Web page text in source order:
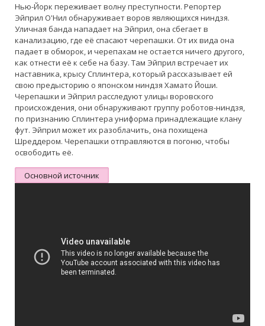
Нью-Йорк переживает волну преступности. Репортер
Эйприл О'Нил обнаруживает воров являющихся ниндзя.
Уличная банда нападает на Эйприл, она сбегает в
канализацию, где её спасают черепашки. От их вида она
падает в обморок, и черепахам не остается ничего другого,
как отнести её к себе на базу. Там Эйприл встречает их
наставника, крысу Сплинтера, который рассказывает ей
свою предысторию о японском ниндзя Хамато Йоши.
Черепашки и Эйприл расследуют улицы воровского
происхождения, они обнаруживают группу роботов-ниндзя,
по признанию Сплинтера униформа принадлежащие клану
фут. Эйприл может их разоблачить, она похищена
Шреддером. Черепашки отправляются в погоню, чтобы
освободить её.
Основной источник